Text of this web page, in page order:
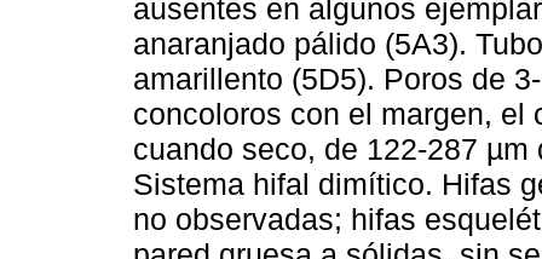
ausentes en algunos
anaranjado pálido (5A3).
amarillento (5D5). Poros de
concoloros con el margen, el
cuando seco, de 122-287
Sistema hifal dimítico. Hifas
no observadas; hifas